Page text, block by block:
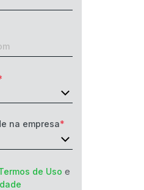
na empresa
de Uso e